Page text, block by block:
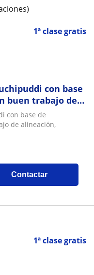
1ª clase gratis
con base
buen trabajo de
con base de
de alineación,
Contactar
1ª clase gratis